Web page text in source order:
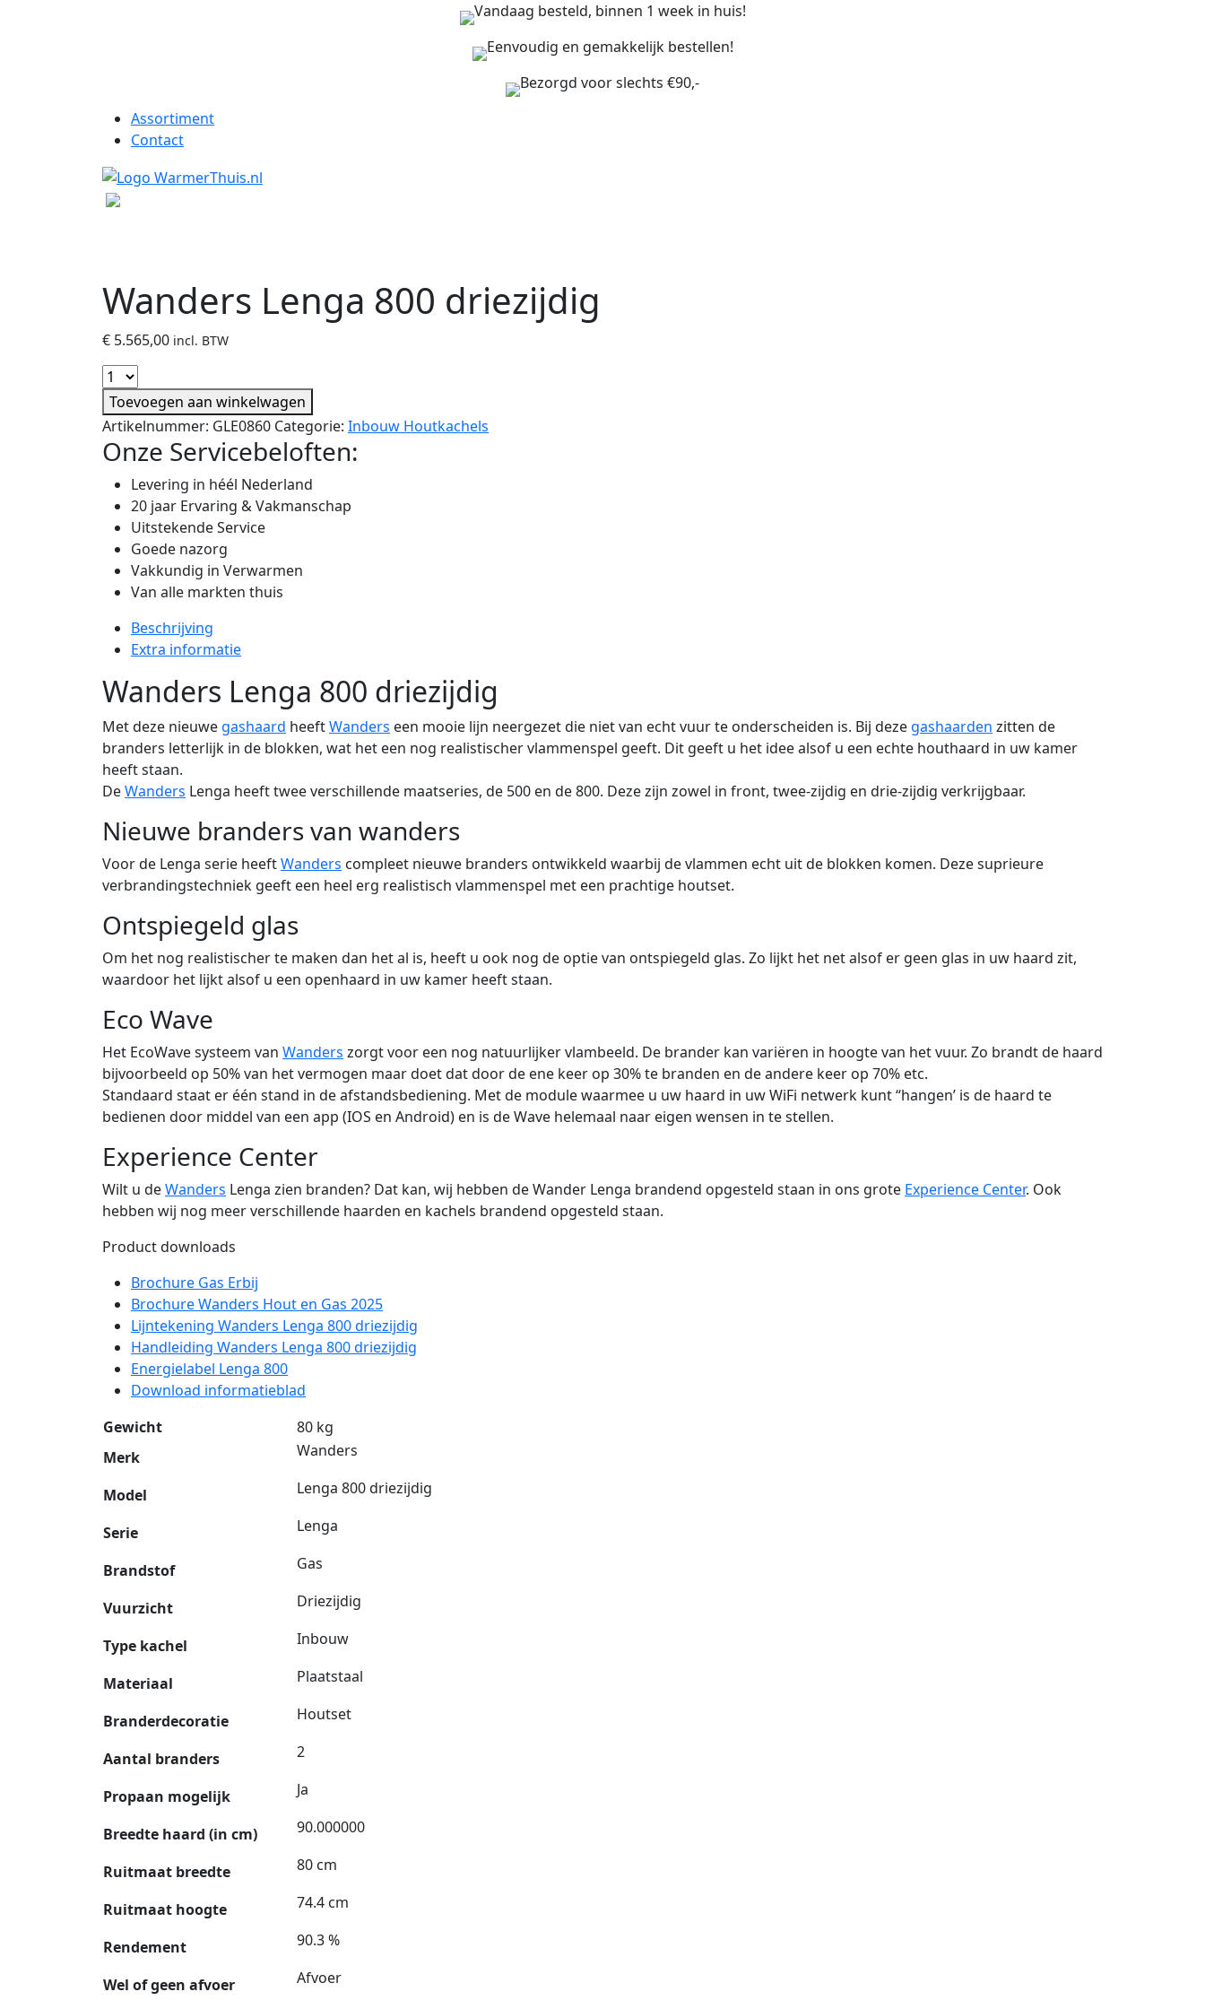
Vandaag besteld, binnen 1 week in huis!
Eenvoudig en gemakkelijk bestellen!
Bezorgd voor slechts €90,-
Assortiment
Contact
Wanders Lenga 800 driezijdig
€ 5.565,00 incl. BTW
Toevoegen aan winkelwagen
Artikelnummer: GLE0860 Categorie: Inbouw Houtkachels
Onze Servicebeloften:
Levering in héél Nederland
20 jaar Ervaring & Vakmanschap
Uitstekende Service
Goede nazorg
Vakkundig in Verwarmen
Van alle markten thuis
Beschrijving
Extra informatie
Wanders Lenga 800 driezijdig
Met deze nieuwe gashaard heeftWanders een mooie lijn neergezet die niet van echt vuur te onderscheiden is. Bij deze gashaarden zitten de
branders letterlijk in de blokken, wat het een nog realistischer vlammenspel geeft. Dit geeft u het idee alsof u een echte houthaard in uw kamer
heeft staan.
DeWanders Lenga heeft twee verschillende maatseries, de 500 en de 800. Deze zijn zowel in front, twee-zijdig en drie-zijdig verkrijgbaar.
Nieuwe branders van wanders
Voor de Lenga serie heeftWanders compleet nieuwe branders ontwikkeld waarbij de vlammen echt uit de blokken komen. Deze suprieure
verbrandingstechniek geeft een heel erg realistisch vlammenspel met een prachtige houtset.
Ontspiegeld glas
Om het nog realistischer te maken dan het al is, heeft u ook nog de optie van ontspiegeld glas. Zo lijkt het net alsof er geen glas in uw haard zit,
waardoor het lijkt alsof u een openhaard in uw kamer heeft staan.
Eco Wave
Het EcoWave systeem van Wanders zorgt voor een nog natuurlijker vlambeeld. De brander kan variëren in hoogte van het vuur. Zo brandt de haard
bijvoorbeeld op 50% van het vermogen maar doet dat door de ene keer op 30% te branden en de andere keer op 70% etc.
Standaard staat er één stand in de afstandsbediening. Met de module waarmee u uw haard in uw WiFi netwerk kunt “hangen’ is de haard te
bedienen door middel van een app (IOS en Android) en is de Wave helemaal naar eigen wensen in te stellen.
Experience Center
Wilt u deWanders Lenga zien branden? Dat kan, wij hebben de Wander Lenga brandend opgesteld staan in ons grote Experience Center. Ook
hebben wij nog meer verschillende haarden en kachels brandend opgesteld staan.
Product downloads
Brochure Gas Erbij
Brochure Wanders Hout en Gas 2025
Lijntekening Wanders Lenga 800 driezijdig
Handleiding Wanders Lenga 800 driezijdig
Energielabel Lenga 800
Download informatieblad
Gewicht
80 kg
Merk
Wanders
Model Lenga 800 driezijdig
Serie Lenga
Brandstof Gas
Vuurzicht Driezijdig
Type kachel Inbouw
Materiaal Plaatstaal
Branderdecoratie Houtset
Aantal branders 2
Propaan mogelijk Ja
Breedte haard (in cm) 90.000000
Ruitmaat breedte 80 cm
Ruitmaat hoogte 74.4 cm
Rendement 90.3 %
Wel of geen afvoer Afvoer